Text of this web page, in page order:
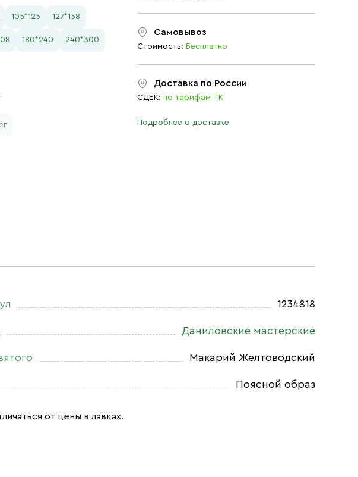
105*125 127*158
180*240 240*300
Самовывоз
Стоимость: Бесплатно
Доставка по России
СДЕК: по тарифам ТК
Подробнее о доставке
1234818
Даниловские мастерские
Макарий Желтоводский
Поясной образ
от цены в лавках.